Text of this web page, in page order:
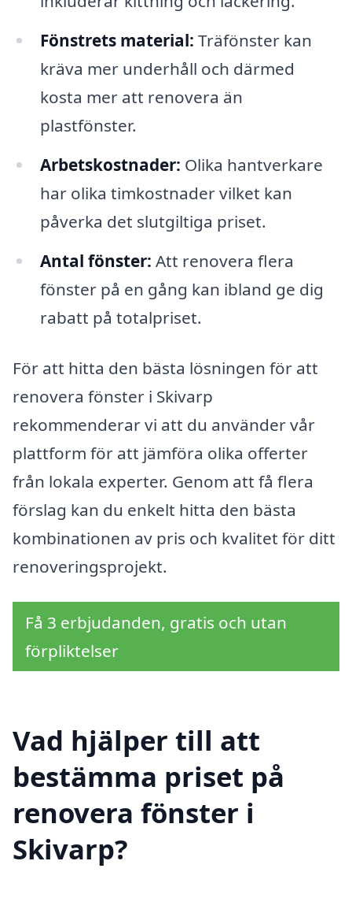
Fönstrets material: Träfönster kan
kräva mer underhåll och därmed
kosta mer att renovera än
plastfönster.
Arbetskostnader: Olika hantverkare
har olika timkostnader vilket kan
påverka det slutgiltiga priset.
Antal fönster: Att renovera flera
fönster på en gång kan ibland ge dig
rabatt på totalpriset.
För att hitta den bästa lösningen för att
renovera fönster i Skivarp
rekommenderar vi att du använder vår
plattform för att jämföra olika offerter
från lokala experter. Genom att få flera
förslag kan du enkelt hitta den bästa
kombinationen av pris och kvalitet för ditt
renoveringsprojekt.
Få 3 erbjudanden, gratis och utan
förpliktelser
Vad hjälper till att
bestämma priset på
renovera fönster i
Skivarp?